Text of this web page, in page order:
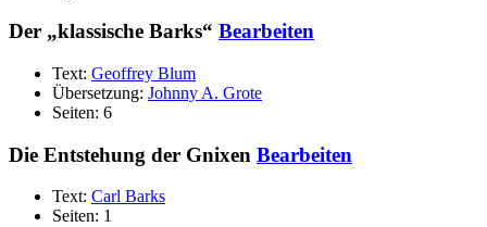
Der „klassische Barks“ Bearbeiten
Text: Geoffrey Blum
Übersetzung: Johnny A. Grote
Seiten: 6
Die Entstehung der Gnixen Bearbeiten
Text: Carl Barks
Seiten: 1